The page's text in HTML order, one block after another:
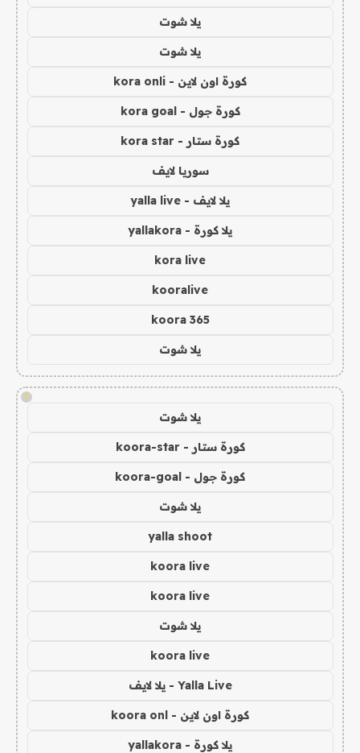
يلا شوت
يلا شوت
كورة اون لاين - kora onli
كورة جول - kora goal
كورة ستار - kora star
سوريا لايف
يلا لايف - yalla live
يلا كورة - yallakora
kora live
kooralive
koora 365
يلا شوت
!
يلا شوت
كورة ستار - koora-star
كورة جول - koora-goal
يلا شوت
yalla shoot
koora live
koora live
يلا شوت
koora live
Yalla Live - يلا لايف
كورة اون لاين - koora onl
يلا كورة - yallakora